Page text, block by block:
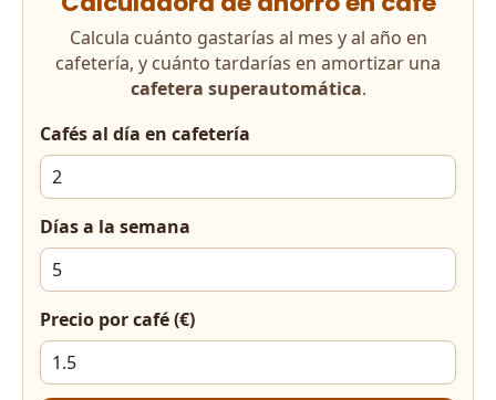
Calcula cuánto gastarías al mes y al año en
cafetería, y cuánto tardarías en amortizar una
cafetera superautomática.
Cafés al día en cafetería
Días a la semana
Precio por café (€)